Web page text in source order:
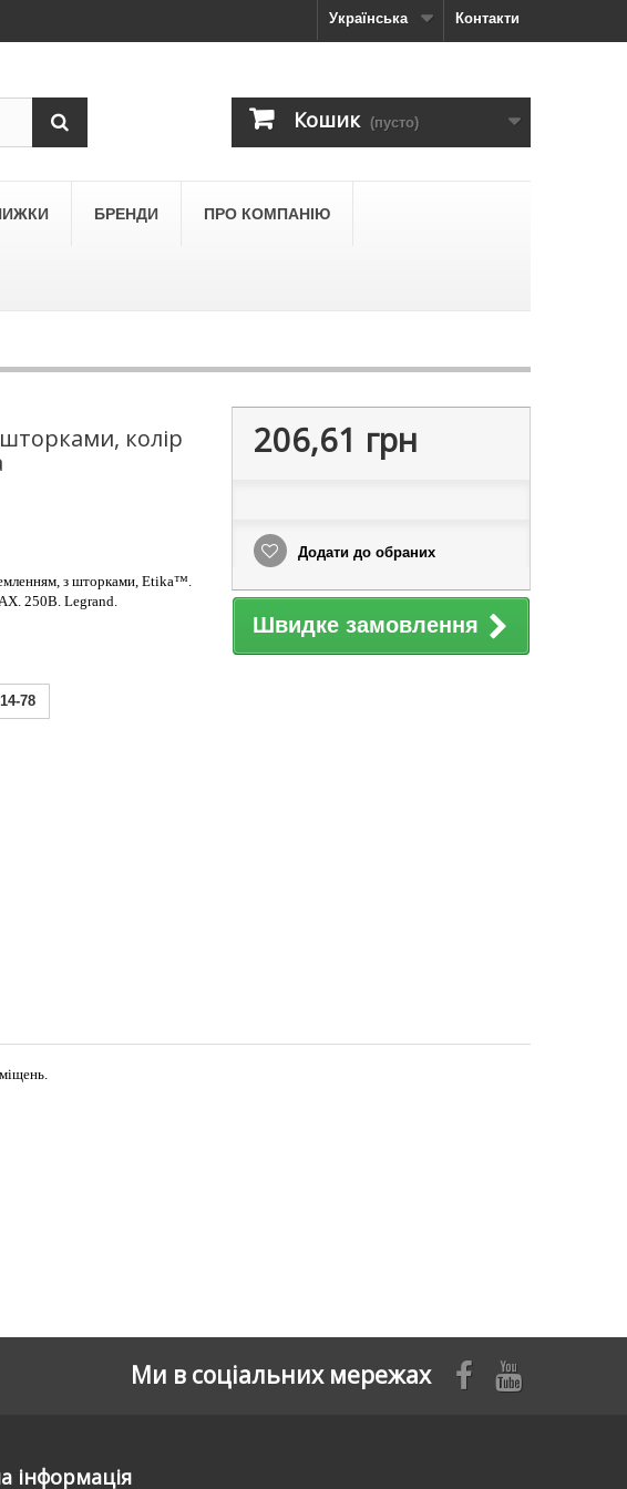
Контакти
Українська
Кошик (пусто)
БРЕНДИ ПРО КОМПАНІЮ
шторками, колір
з шторками, Etika™.
250В. Legrand.
78
206,61 грн
Додати до обраних
Швидке замовлення
Ми в соціальних мережах
інформація